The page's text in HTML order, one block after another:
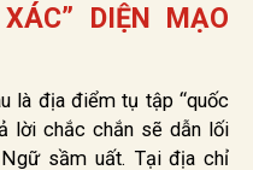
DIỆN MẠO
là địa điểm tụ tập “quốc
lời chắc chắn sẽ dẫn lối
sầm uất. Tại địa chỉ